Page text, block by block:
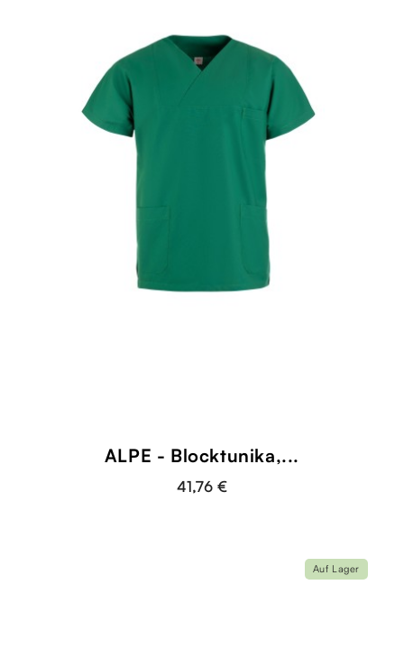
ALPE - Blocktunika,...
41,76 €
Auf Lager